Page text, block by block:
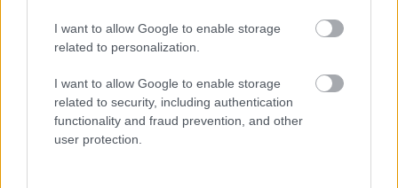
I want to allow Google to enable storage
related to personalization.
I want to allow Google to enable storage
related to security, including authentication
functionality and fraud prevention, and other
user protection.
Kávéhoz: pornóbiznisz, trendkereső
és kiszivárgott Caprica